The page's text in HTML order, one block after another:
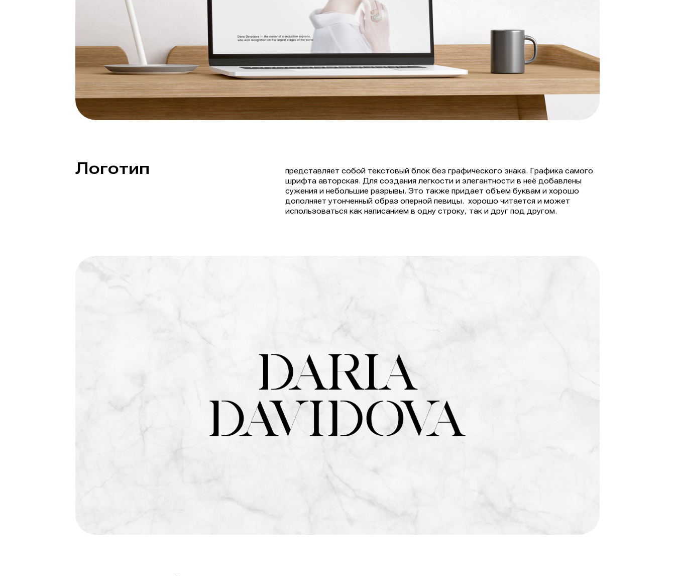
Логотип
представляет собой текстовый блок без графического знака. Графика самого
шрифта авторская. Для создания легкости и элегантности в неё добавлены
сужения и небольшие разрывы. Это также придает объем буквам и хорошо
дополняет утонченный образ оперной певицы. хорошо читается и может
использоваться как написанием в одну строку, так и друг под другом.